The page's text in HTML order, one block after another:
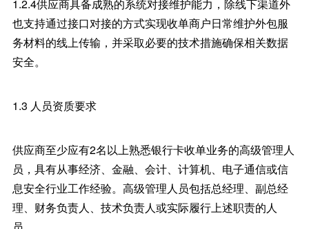
1.2.4供应商具备成熟的系统对接维护能力，除线下渠道外
也支持通过接口对接的方式实现收单商户日常维护外包服
务材料的线上传输，并采取必要的技术措施确保相关数据
安全。
1.3 人员资质要求
供应商至少应有2名以上熟悉银行卡收单业务的高级管理人
员，具有从事经济、金融、会计、计算机、电子通信或信
息安全行业工作经验。高级管理人员包括总经理、副总经
理、财务负责人、技术负责人或实际履行上述职责的人